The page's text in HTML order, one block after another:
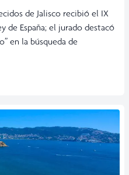
de Jalisco recibió el IX
de España; el jurado destacó
en la búsqueda de